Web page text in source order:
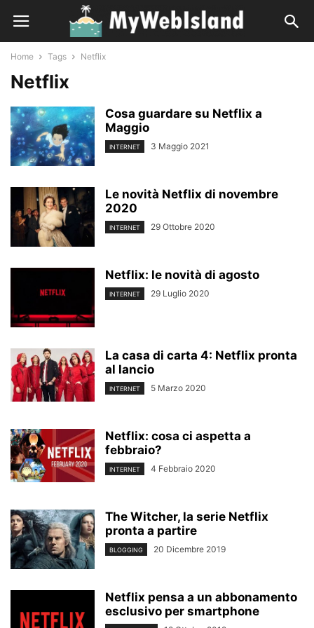
Home Tags Netflix
Netflix
Cosa guardare su Netflix a
Maggio
INTERNET 3 Maggio 2021
Le novità Netflix di novembre
2020
INTERNET 29 Ottobre 2020
Netflix: le novità di agosto
INTERNET 29 Luglio 2020
La casa di carta 4: Netflix pronta
al lancio
INTERNET 5 Marzo 2020
Netflix: cosa ci aspetta a
febbraio?
INTERNET 4 Febbraio 2020
The Witcher, la serie Netflix
pronta a partire
BLOGGING 20 Dicembre 2019
Netflix pensa a un abbonamento
esclusivo per smartphone